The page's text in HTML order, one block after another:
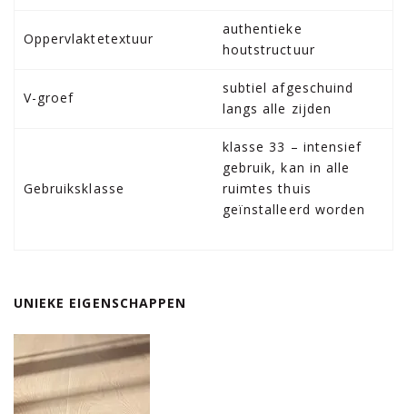
Oppervlaktetextuur
authentieke
houtstructuur
V-groef
subtiel afgeschuind
langs alle zijden
Gebruiksklasse
klasse 33 – intensief
gebruik, kan in alle
ruimtes thuis
geïnstalleerd worden
UNIEKE EIGENSCHAPPEN